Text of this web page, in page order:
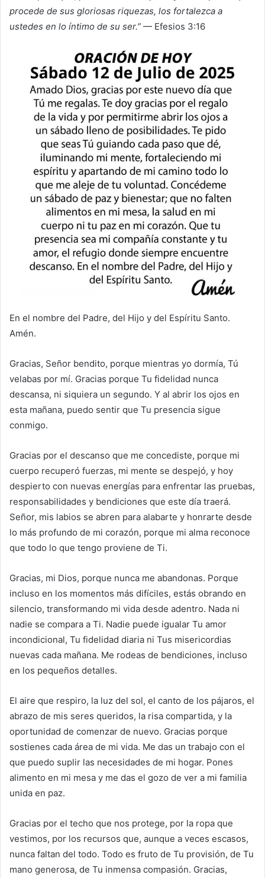
procede de sus gloriosas riquezas, los fortalezca a
ustedes en lo íntimo de su ser.” — Efesios 3:16
En el nombre del Padre, del Hijo y del Espíritu Santo.
Amén.
Gracias, Señor bendito, porque mientras yo dormía, Tú
velabas por mí. Gracias porque Tu fidelidad nunca
descansa, ni siquiera un segundo. Y al abrir los ojos en
esta mañana, puedo sentir que Tu presencia sigue
conmigo.
Gracias por el descanso que me concediste, porque mi
cuerpo recuperó fuerzas, mi mente se despejó, y hoy
despierto con nuevas energías para enfrentar las pruebas,
responsabilidades y bendiciones que este día traerá.
Señor, mis labios se abren para alabarte y honrarte desde
lo más profundo de mi corazón, porque mi alma reconoce
que todo lo que tengo proviene de Ti.
Gracias, mi Dios, porque nunca me abandonas. Porque
incluso en los momentos más difíciles, estás obrando en
silencio, transformando mi vida desde adentro. Nada ni
nadie se compara a Ti. Nadie puede igualar Tu amor
incondicional, Tu fidelidad diaria ni Tus misericordias
nuevas cada mañana. Me rodeas de bendiciones, incluso
en los pequeños detalles.
El aire que respiro, la luz del sol, el canto de los pájaros, el
abrazo de mis seres queridos, la risa compartida, y la
oportunidad de comenzar de nuevo. Gracias porque
sostienes cada área de mi vida. Me das un trabajo con el
que puedo suplir las necesidades de mi hogar. Pones
alimento en mi mesa y me das el gozo de ver a mi familia
unida en paz.
Gracias por el techo que nos protege, por la ropa que
vestimos, por los recursos que, aunque a veces escasos,
nunca faltan del todo. Todo es fruto de Tu provisión, de Tu
mano generosa, de Tu inmensa compasión. Gracias,